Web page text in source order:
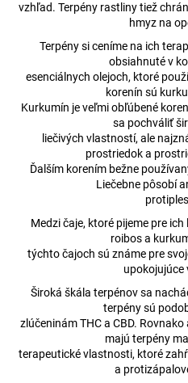
vzhľad. Terpény rastliny tiež
hmyz na
Terpény si ceníme na ich
obsiahnuté v
esenciálnych olejoch, ktoré
korenín sú
Kurkumín je veľmi obľúbené
sa pochváliť
liečivých vlastností, ale
prostriedok a
Ďalším korením bežne
Liečebne pôsobí
Medzi čaje, ktoré pijeme pre
roibos a
týchto čajoch sú známe pre
upokojujúce
Široká škála terpénov sa
terpény sú
zlúčeninám THC a CBD.
majú terpény
terapeutické vlastnosti, ktoré
a
ú
5%
OLEJ
SPECTRUM
FRUIT
€25,64
Pôvodne:
€25,77